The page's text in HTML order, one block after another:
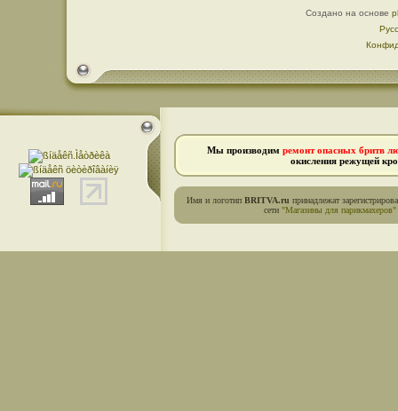
Создано на основе
Мы производим ремонт опасных бритв
окисления режущей
Имя и логотип BRITVA.ru принадлежат
сети "Магазины для парикмахеров"